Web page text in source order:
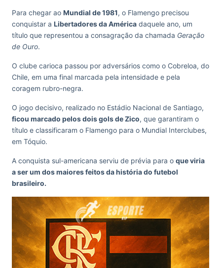
Para chegar ao Mundial de 1981, o Flamengo precisou
conquistar a Libertadores da América daquele ano, um
título que representou a consagração da chamada Geração
de Ouro.
O clube carioca passou por adversários como o Cobreloa, do
Chile, em uma final marcada pela intensidade e pela
coragem rubro-negra.
O jogo decisivo, realizado no Estádio Nacional de Santiago,
ficou marcado pelos dois gols de Zico, que garantiram o
título e classificaram o Flamengo para o Mundial Interclubes,
em Tóquio.
A conquista sul-americana serviu de prévia para o que viria
a ser um dos maiores feitos da história do futebol
brasileiro.